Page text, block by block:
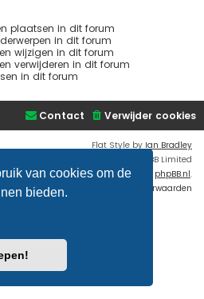
van cookies om de
bieden.
plaatsen in dit forum
in dit forum
wijzigen in dit forum
verwijderen in dit forum
in dit forum
Verwijder cookies
Contact
Flat Style by Ian Bradley
® Forum Software © phpBB Limited
Nederlandse vertaling door phpBB.nl.
Privacy
Gebruikersvoorwaarden